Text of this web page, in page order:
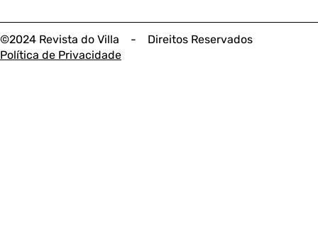
©2024 Revista do Villa - Direitos Reservados
Política de Privacidade